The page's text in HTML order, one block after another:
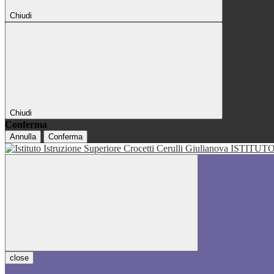
Chiudi
Chiudi
Conferma
Annulla Conferma
close